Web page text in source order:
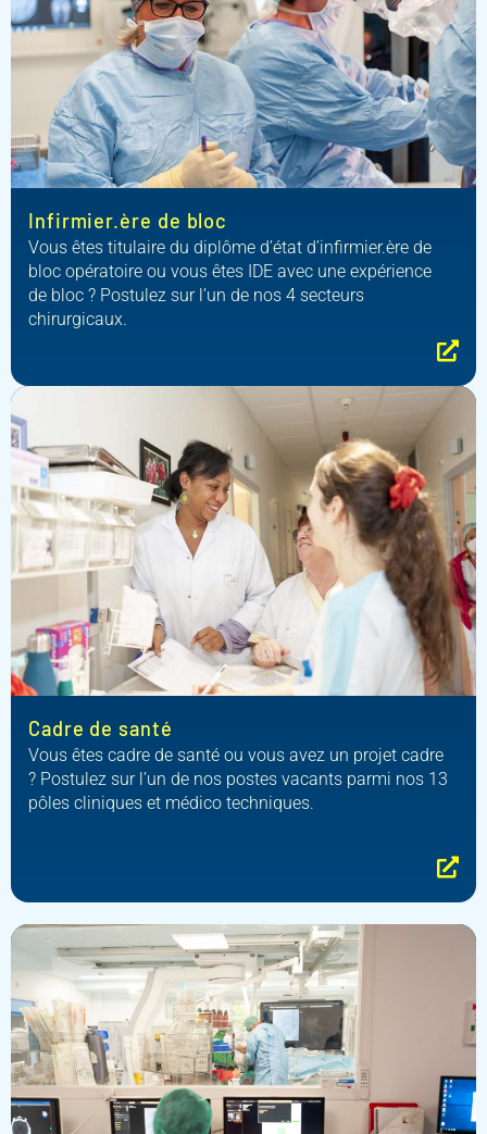
Infirmier.ère de bloc
Vous êtes titulaire du diplôme d’état d’infirmier.ère de
bloc opératoire ou vous êtes IDE avec une expérience
de bloc ? Postulez sur l’un de nos 4 secteurs
chirurgicaux.
Cadre de santé
Vous êtes cadre de santé ou vous avez un projet cadre
? Postulez sur l’un de nos postes vacants parmi nos 13
pôles cliniques et médico techniques.